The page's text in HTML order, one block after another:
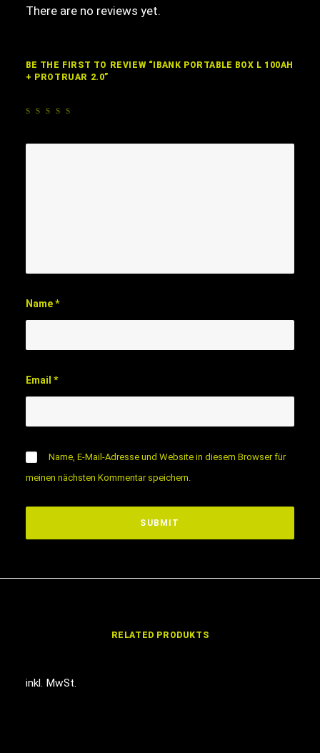
There are no reviews yet.
BE THE FIRST TO REVIEW “IBANK PORTABLE BOX L 100AH
+ PROTRUAR 2.0”
Name*
Email *
Name, E-Mail-Adresse und Website in diesem Browser für
meinen nächsten Kommentar speichern.
RELATED PRODUKTS
inkl. MwSt.